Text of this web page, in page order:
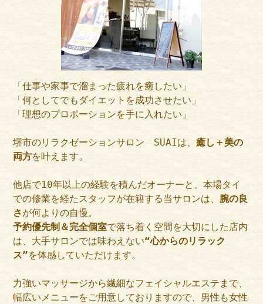
「仕事や家事で溜まった疲れを癒したい」
「何としてでもダイエットを成功させたい」
「理想のプロポーションを手に入れたい」
堺市のリラクゼーションサロン SUAIは、癒し＋美の
両方を叶えます。
他店で10年以上の経験を積んだオーナーと、本場タイ
での修業を経たスタッフが在籍する当サロンは、 腕の良
さが何よりの自慢。
予約優先制＆完全個室で落ち着く空間を大切にした店内
は、大手サロンでは味わえない“心からのリラック
ス”を体感していただけます。
力強いマッサージから繊細なフェイシャルエステまで、
幅広いメニューをご用意しておりますので、男性も女性